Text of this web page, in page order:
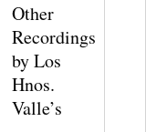
Other
Recordings
by Los
Hnos.
Valle’s